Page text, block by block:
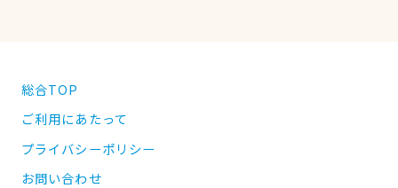
総合TOP
ご利用にあたって
プライバシーポリシー
お問い合わせ